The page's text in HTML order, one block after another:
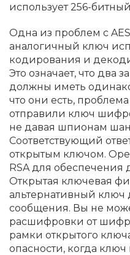
использует 256-
Одна из проблем с
аналогичный ключ
кодирования и
Это означает, что два
должны иметь
что они есть,
отправили ключ
не давая шпионам
Соответствующий
открытым ключом.
RSA для обеспечения
Открытая ключевая
альтернативный
сообщения. Вы не
расшифровки от
рамки открытого
опасности, когда